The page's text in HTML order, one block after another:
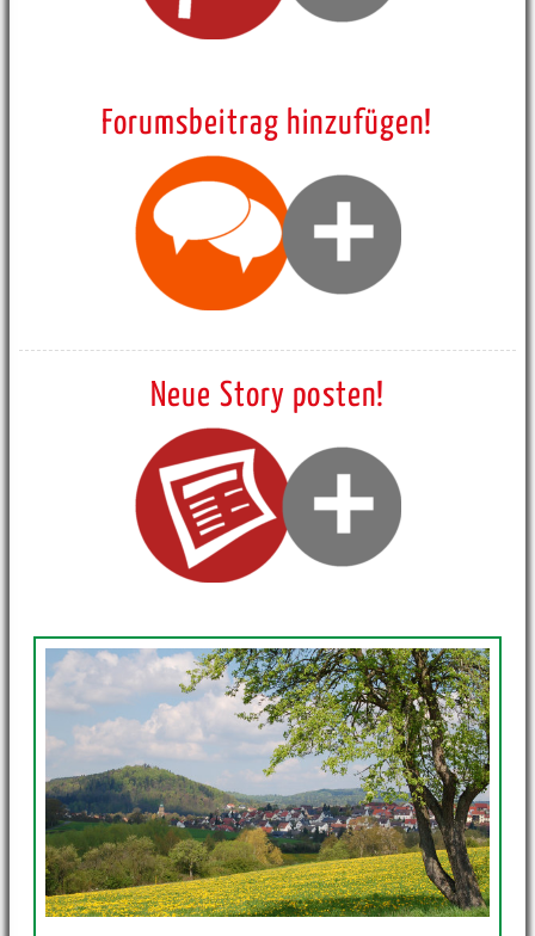
Forumsbeitrag hinzufügen!
Neue Story posten!